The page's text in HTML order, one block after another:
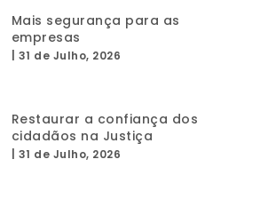
Mais segurança para as
empresas
31 de Julho, 2026
Restaurar a confiança dos
cidadãos na Justiça
31 de Julho, 2026